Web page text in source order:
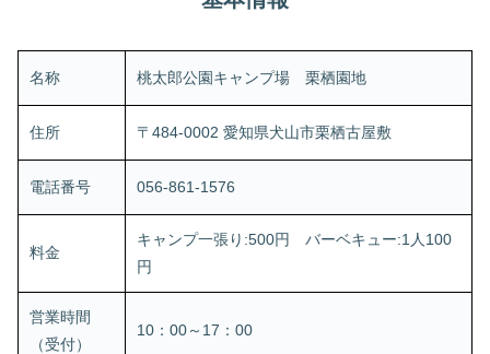
名称 桃太郎公園キャンプ場 栗栖園地
住所 〒484-0002 愛知県犬山市栗栖古屋敷
電話番号 056-861-1576
料金
キャンプ一張り:500円 バーベキュー:1人100
円
営業時間
（受付）
10：00～17：00